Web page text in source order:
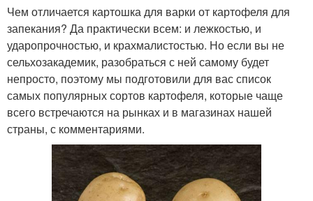
Чем отличается картошка для варки от картофеля для
запекания? Да практически всем: и лежкостью, и
ударопрочностью, и крахмалистостью. Но если вы не
сельхозакадемик, разобраться с ней самому будет
непросто, поэтому мы подготовили для вас список
самых популярных сортов картофеля, которые чаще
всего встречаются на рынках и в магазинах нашей
страны, с комментариями.